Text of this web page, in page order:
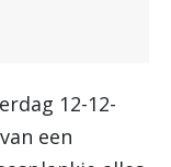
12-12-
een